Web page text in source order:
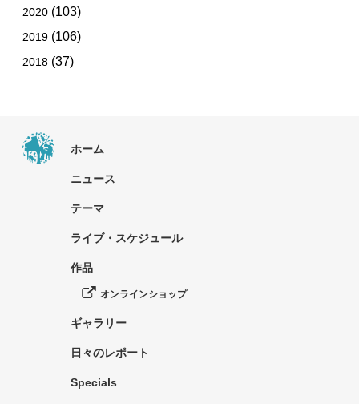
2020 (103)
2019 (106)
2018 (37)
ホーム
ニュース
テーマ
ライブ・スケジュール
作品
オンラインショップ
ギャラリー
日々のレポート
Specials